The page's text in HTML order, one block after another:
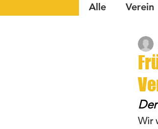
Alle Verein
Badminton
Wir